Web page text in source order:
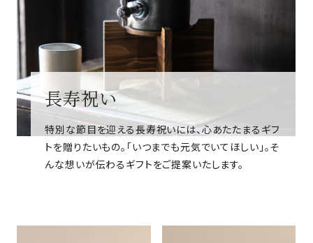
長寿祝い
特別な節目を迎える長寿祝いには、心あたたまるギフ
トを贈りたいもの。「いつまでも元気でいてほしい」。そ
んな想いが伝わるギフトをご提案いたします。